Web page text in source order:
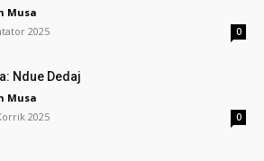
Musa
2025
0
Ndue Dedaj
Musa
2025
0